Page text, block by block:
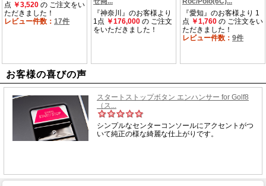
お客様の喜びの声